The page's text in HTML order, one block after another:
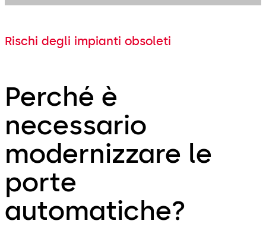
Rischi degli impianti obsoleti
Perché è
necessario
modernizzare le
porte
automatiche?